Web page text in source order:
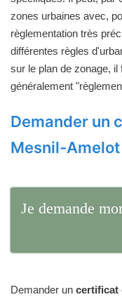
zones urbaines avec,
règlementation très
différentes règles
sur le plan de zonage, il
généralement
Demander un
Mesnil-Amelot
Je demande
Demander un certificat